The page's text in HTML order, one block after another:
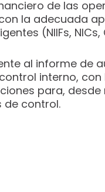
de las
la adecuada
(NIIFs, NICs,
al informe de
interno,
para,
de control.